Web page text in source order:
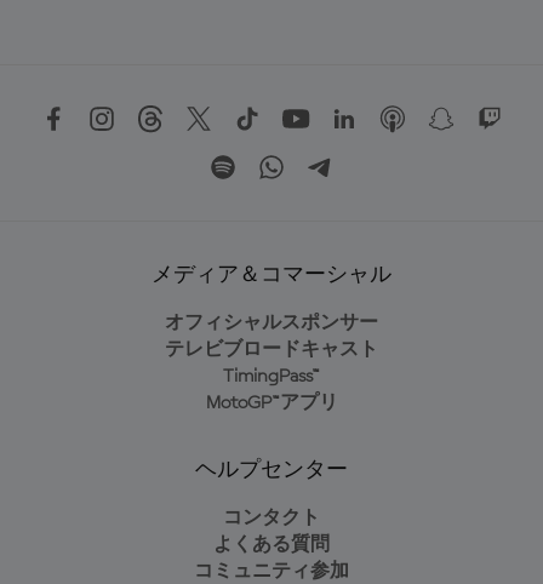
メディア＆コマーシャル
オフィシャルスポンサー
テレビブロードキャスト
TimingPass™
MotoGP™アプリ
ヘルプセンター
コンタクト
よくある質問
コミュニティ参加